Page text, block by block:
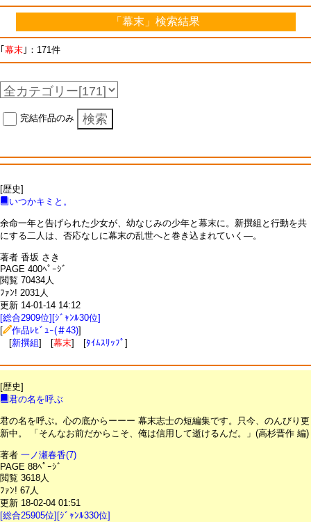
「幕末」検索結果
｢ 幕末 ｣：171件
完結作品のみ
[歴史]
いつかキミと。
余命一年と告げられた少女が、幼なじみの少年と幕末に。新撰組と行動を共
にする二人は、否応なしに幕末の乱世へと巻き込まれていく―。
著者 香坂 さき
PAGE 400ﾍﾟｰｼﾞ
閲覧 70434人
ﾌｧﾝ! 2031人
更新 14-01-14 14:12
[総合2909位][ｼﾞｬﾝﾙ30位]
[
作品ﾚﾋﾞｭｰ(＃43)]
[新撰組] [幕末] [ﾀｲﾑｽﾘｯﾌﾟ ]
[歴史]
君の名を呼ぶ
君の名を呼ぶ。心の底からーーー 幕末志士の短編集です。只今、のんびり更
新中。 「そんなお前だからこそ、俺は信用して逝けるんだ。」(高杉晋作 編)
著者 一ノ瀬春香(7)
PAGE 88ﾍﾟｰｼﾞ
閲覧 3618人
ﾌｧﾝ! 67人
更新 18-02-04 01:51
[総合25905位][ｼﾞｬﾝﾙ330位]